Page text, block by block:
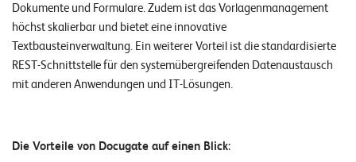
©
2
0
2
Dokumente und Formulare. Zudem ist das Vorlagenmanagement
höchst skalierbar und bietet eine innovative
Textbausteinverwaltung. Ein weiterer Vorteil ist die standardisierte
REST-Schnittstelle für den systemübergreifenden Datenaustausch
mit anderen Anwendungen und IT-Lösungen.
Die Vorteile von Docugate auf einen Blick: